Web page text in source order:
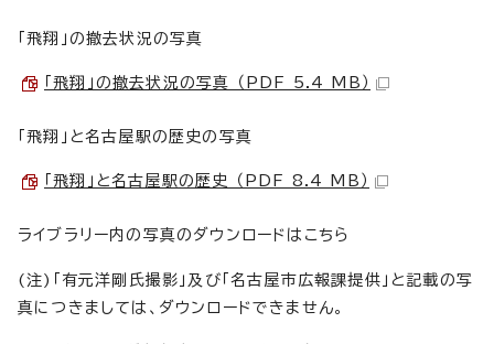
「飛翔」の撤去状況の写真
「飛翔」の撤去状況の写真 （PDF 5.4 MB）
「飛翔」と名古屋駅の歴史の写真
「飛翔」と名古屋駅の歴史 （PDF 8.4 MB）
ライブラリー内の写真のダウンロードはこちら
(注)「有元洋剛氏撮影」及び「名古屋市広報課提供」と記載の写
真につきましては、ダウンロードできません。